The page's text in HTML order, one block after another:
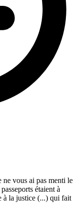
ne vous ai pas menti le
étaient à
à la justice (...) qui fait